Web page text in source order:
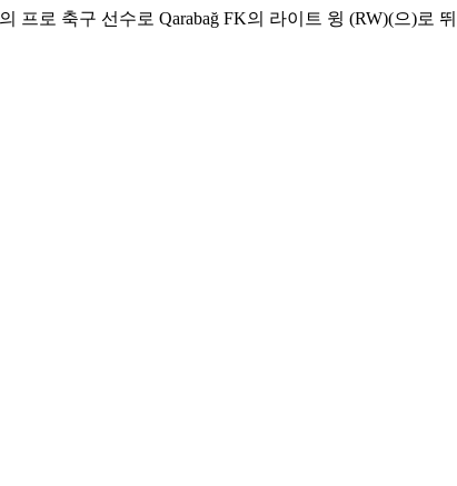
프로 축구 선수로 Qarabağ FK의 라이트 윙 (RW)(으)로